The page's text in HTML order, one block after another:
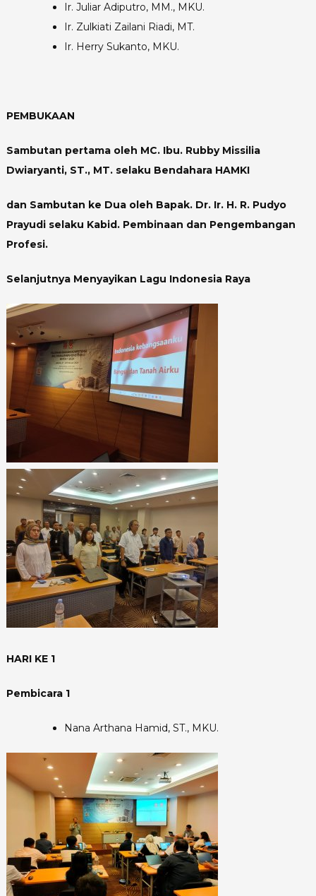
Ir. Juliar Adiputro, MM., MKU.
Ir. Zulkiati Zailani Riadi, MT.
Ir. Herry Sukanto, MKU.
PEMBUKAAN
Sambutan pertama oleh MC. Ibu. Rubby Missilia
Dwiaryanti, ST., MT. selaku Bendahara HAMKI
dan Sambutan ke Dua oleh Bapak. Dr. Ir. H. R. Pudyo
Prayudi selaku Kabid. Pembinaan dan Pengembangan
Profesi.
Selanjutnya Menyayikan Lagu Indonesia Raya
HARI KE 1
Pembicara 1
Nana Arthana Hamid, ST., MKU.